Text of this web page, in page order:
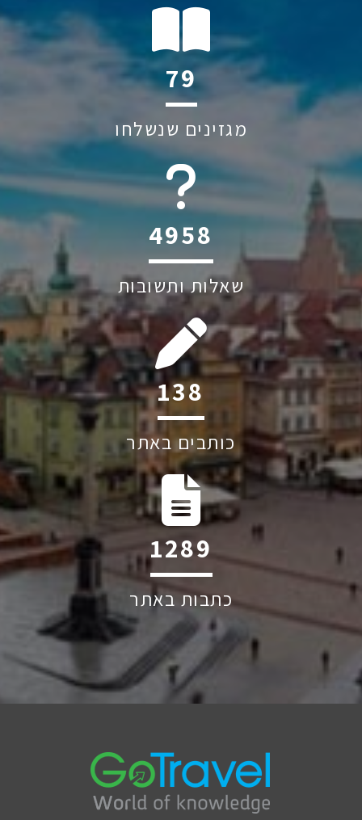
117
מגזינים שנשלחו
6045
שאלות ותשובות
205
כותבים באתר
1906
כתבות באתר